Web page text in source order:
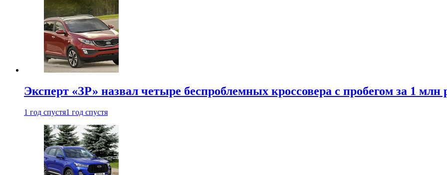
Эксперт «ЗР» назвал четыре беспроблемных кроссовера с пробегом за 1 млн
1 год спустя1 год спустя